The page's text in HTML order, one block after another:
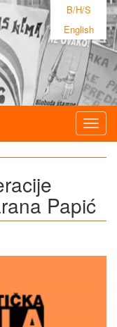
B/H/S
English
Papić